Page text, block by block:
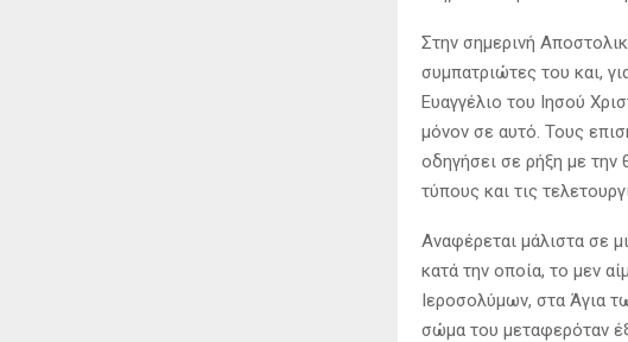
Στην σημερινή
συμπατριώτες του και,
Ευαγγέλιο του Ιησού
μόνον σε αυτό. Τους
οδηγήσει σε ρήξη με
τύπους και τις
Αναφέρεται μάλιστα σε
κατά την οποία, το μεν
Ιεροσολύμων, στα Άγια
σώμα του μεταφερόταν